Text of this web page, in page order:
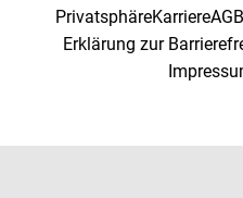
PrivatsphäreKarriereAGB
Erklärung zur